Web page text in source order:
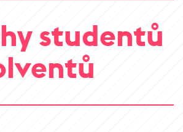
studentů